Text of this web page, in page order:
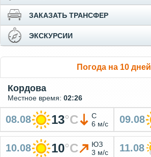
ЗАКАЗАТЬ ТРАНСФЕР
ЭКСКУРСИИ
Погода на 10 дней
Кордова
Местное время: 02:26
08.08 13°C
С
6 м/с
09.08
10.08 10°C
ЮЗ
3 м/с
11.08